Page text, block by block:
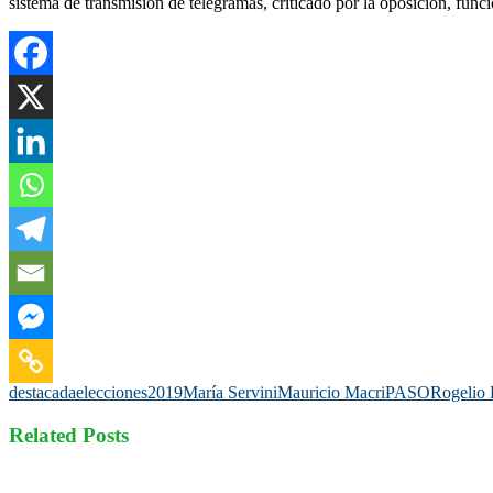
destacadaelecciones2019María ServiniMauricio MacriPASORogelio
Related Posts